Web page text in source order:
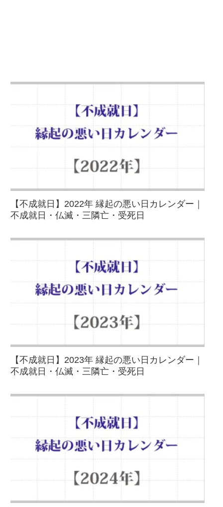
【不成就日】2022年 縁起の悪い日カレンダー｜
不成就日・仏滅・三隣亡・受死日
【不成就日】2023年 縁起の悪い日カレンダー｜
不成就日・仏滅・三隣亡・受死日